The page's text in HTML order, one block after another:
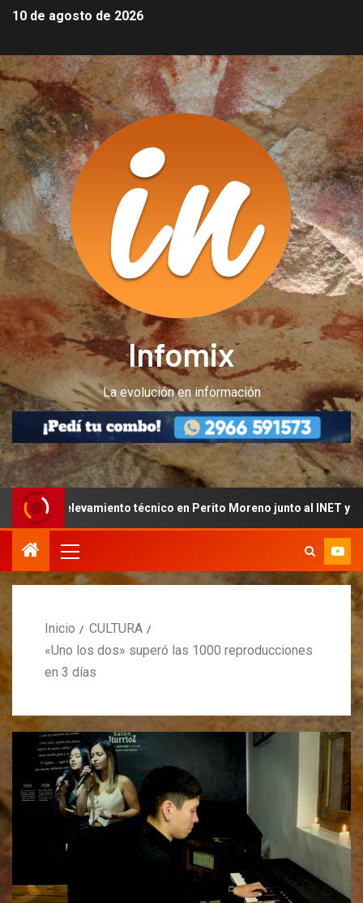
10 de agosto de 2026
Infomix
La evolución en información
relevamiento técnico en Perito Moreno junto al INET y la
Inicio
CULTURA
«Uno los dos» superó las 1000 reproducciones
en 3 días